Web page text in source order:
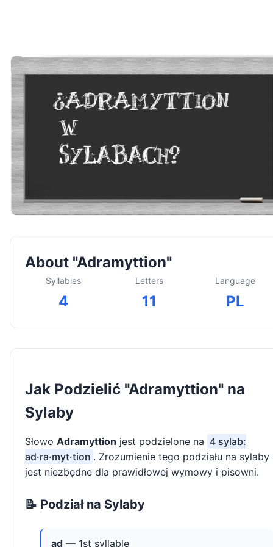
About "Adramyttion"
Syllables
4
Letters
11
Language
PL
Jak Podzielić "Adramyttion" na
Sylaby
Słowo Adramyttion jest podzielone na 4 sylab:
ad·ra·myt·tion . Zrozumienie tego podziału na sylaby
jest niezbędne dla prawidłowej wymowy i pisowni.
📝 Podział na Sylaby
ad — 1st syllable